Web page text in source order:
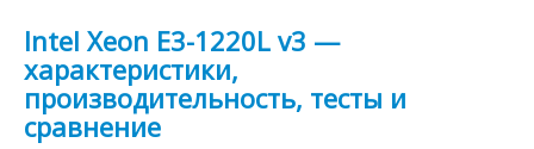
Intel Xeon E3-1220L v3 —
характеристики,
производительность, тесты и
сравнение